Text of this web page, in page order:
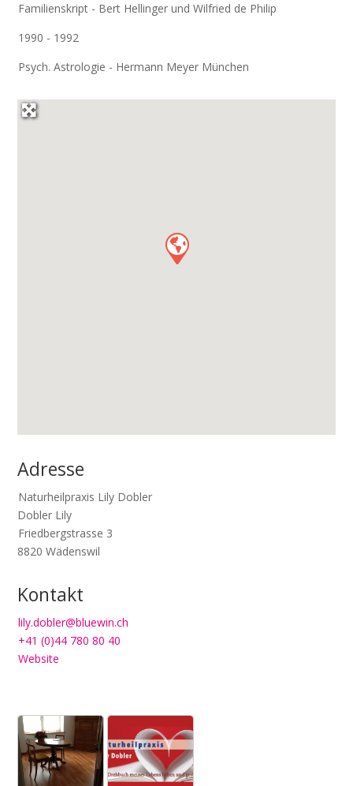
Familienskript - Bert Hellinger und Wilfried de Philip
1990 - 1992
Psych. Astrologie - Hermann Meyer München
Adresse
Naturheilpraxis Lily Dobler
Dobler Lily
Friedbergstrasse 3
8820 Wädenswil
Kontakt
lily.dobler@bluewin.ch
+41 (0)44 780 80 40
Website